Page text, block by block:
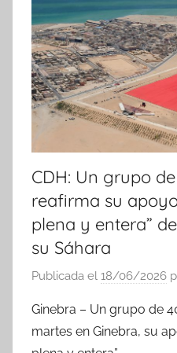
c
i
a
s
CDH: Un grupo
reafirma su
plena y entera”
su Sáhara
Publicada el 18/06/2026
Ginebra – Un grupo de
martes en Ginebra, su